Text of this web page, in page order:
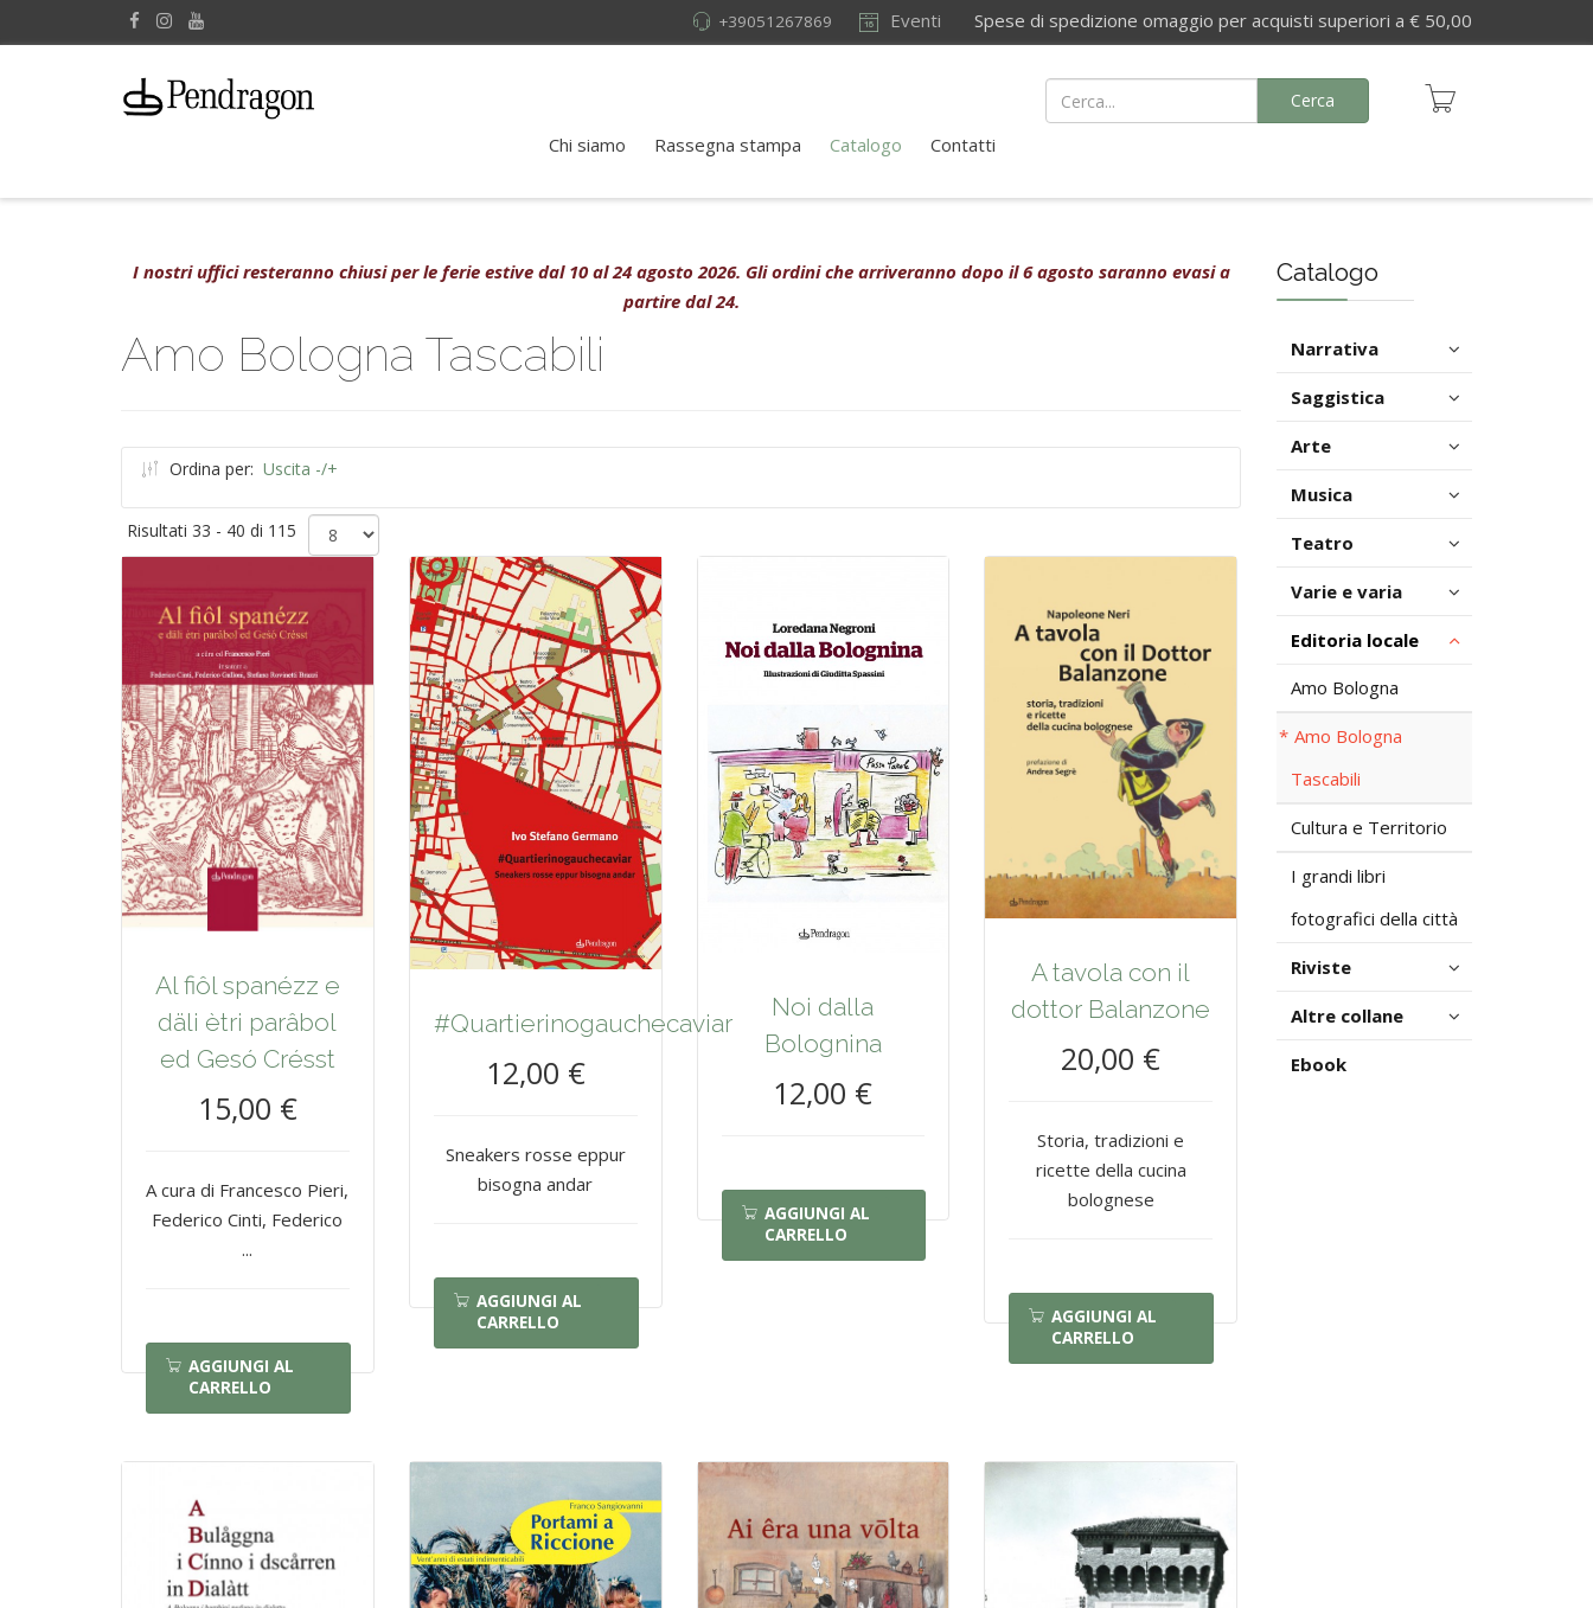
Eventi Spese di spedizione omaggio per acquisti superiori a € 50,00
+39051267869
Chi siamo Rassegna stampa Catalogo Contatti
Cerca
I nostri uffici resteranno chiusi per le ferie estive dal 10 al 24 agosto 2026. Gli ordini che arriveranno dopo il 6 agosto saranno evasi a
partire dal 24.
Amo Bologna Tascabili
Ordina per: Uscita -/+
Risultati 33 - 40 di 115
Al fiôl spanézz e
däli ètri parâbol
ed Gesó Crésst
15,00 €
A cura di Francesco Pieri,
Federico Cinti, Federico
...
AGGIUNGI AL
CARRELLO
#Quartierinogauchecaviar
12,00 €
Sneakers rosse eppur
bisogna andar
AGGIUNGI AL
CARRELLO
Noi dalla
Bolognina
12,00 €
AGGIUNGI AL
CARRELLO
A tavola con il
dottor Balanzone
20,00 €
Storia, tradizioni e
ricette della cucina
bolognese
AGGIUNGI AL
CARRELLO
Catalogo
Narrativa
Saggistica
Arte
Musica
Teatro
Varie e varia
Editoria locale
Amo Bologna
Amo Bologna
Tascabili
Cultura e Territorio
I grandi libri
fotografici della città
Riviste
Altre collane
Ebook